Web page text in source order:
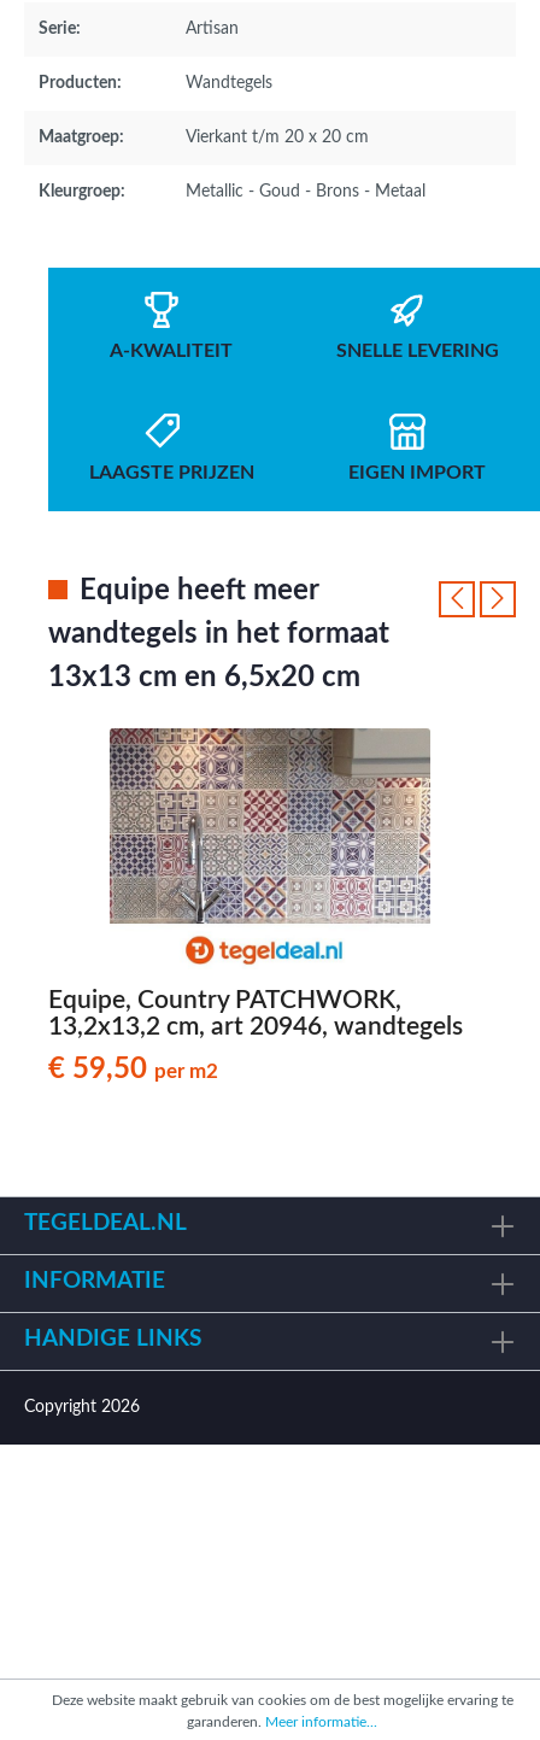
Serie: Artisan
Producten: Wandtegels
Maatgroep: Vierkant t/m 20 x 20 cm
Kleurgroep: Metallic - Goud - Brons - Metaal
A-KWALITEIT SNELLE LEVERING
LAAGSTE PRIJZEN EIGEN IMPORT
Equipe heeft meer
wandtegels in het formaat
13x13 cm en 6,5x20 cm
Equipe, Country PATCHWORK,
13,2x13,2 cm, art 20946, wandtegels
€ 59,50 per m2
TEGELDEAL.NL
INFORMATIE
HANDIGE LINKS
Copyright 2026
Deze website maakt gebruik van cookies om de best mogelijke ervaring te
garanderen. Meer informatie...